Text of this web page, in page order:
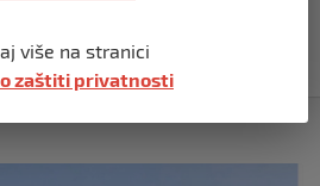
više na stranici
zaštiti privatnosti